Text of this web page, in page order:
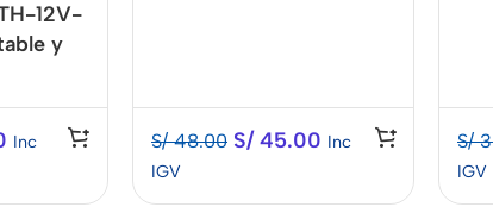
12V-
y
Inc
S/48.00 S/45.00 Inc
IGV
S/
IGV